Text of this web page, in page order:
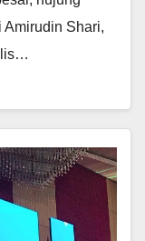
Amirudin Shari,